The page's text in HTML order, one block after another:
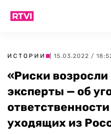
ИСТОРИИ | 15.03.2022 /
«Риски возросли
эксперты — об
уходящих из